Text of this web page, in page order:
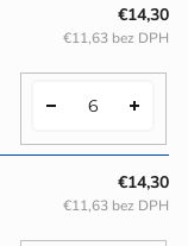
€14,30
€11,63 bez DPH
€14,30
€11,63 bez DPH